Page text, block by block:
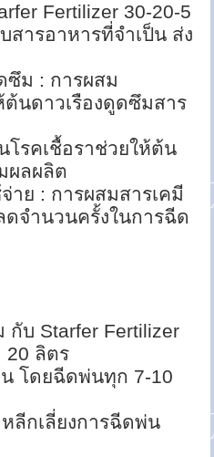
Fertilizer 30-20-5
สารอาหารที่จำเป็น ส่ง
ซึม : การผสม
นดาวเรืองดูดซึมสาร
โรคเชื้อราช่วยให้ต้น
ผลผลิต
าย : การผสมสารเคมี
จำนวนครั้งในการฉีด
กับ Starfer Fertilizer
20 ลิตร
โดยฉีดพ่นทุก 7-10
ลีกเลี่ยงการฉีดพ่น